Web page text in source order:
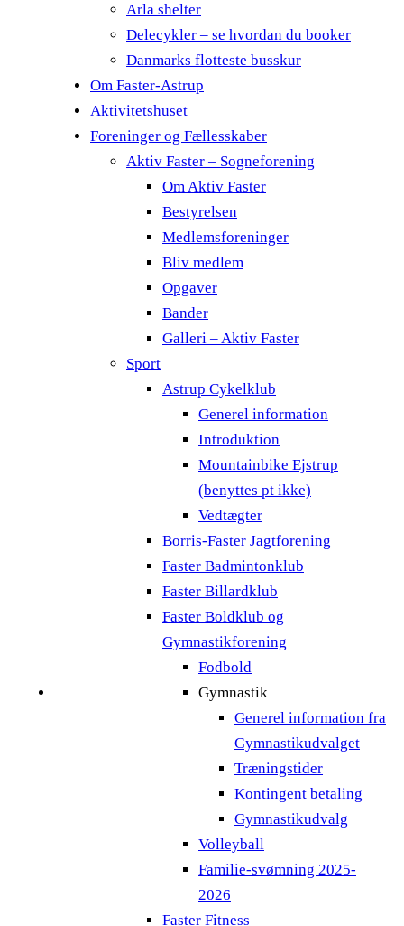
Arla shelter
Delecykler – se hvordan du booker
Danmarks flotteste busskur
Om Faster-Astrup
Aktivitetshuset
Foreninger og Fællesskaber
Aktiv Faster – Sogneforening
Om Aktiv Faster
Bestyrelsen
Medlemsforeninger
Bliv medlem
Opgaver
Bander
Galleri – Aktiv Faster
Sport
Astrup Cykelklub
Generel information
Introduktion
Mountainbike Ejstrup
(benyttes pt ikke)
Vedtægter
Borris-Faster Jagtforening
Faster Badmintonklub
Faster Billardklub
Faster Boldklub og
Gymnastikforening
Fodbold
Gymnastik
Generel information fra
Gymnastikudvalget
Træningstider
Kontingent betaling
Gymnastikudvalg
Volleyball
Familie-svømning 2025-
2026
Faster Fitness